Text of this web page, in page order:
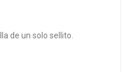
de un solo sellito.